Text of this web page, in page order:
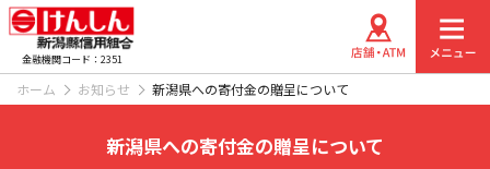
金融機関コード：2351
ホーム お知らせ 新潟県への寄付金の贈呈について
新潟県への寄付金の贈呈について